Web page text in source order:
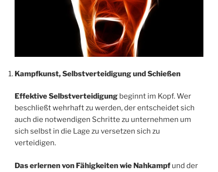
Kampfkunst, Selbstverteidigung und Schießen
Effektive Selbstverteidigung beginnt im Kopf. Wer
beschließt wehrhaft zu werden, der entscheidet sich
auch die notwendigen Schritte zu unternehmen um
sich selbst in die Lage zu versetzen sich zu
verteidigen.
Das erlernen von Fähigkeiten wie Nahkampf und der